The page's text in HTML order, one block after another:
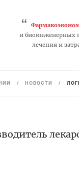
“
и биоинженерных
лечения и
/ НОВОСТИ /